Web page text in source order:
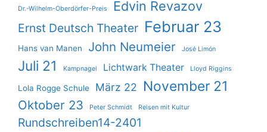
Dr.-Wilhelm-Oberdörfer-Preis Edvin Revazov
Ernst Deutsch Theater Februar 23
Hans van Manen John Neumeier José Limón
Juli 21 Kampnagel Lichtwark Theater Lloyd Riggins
Lola Rogge Schule März 22 November 21
Oktober 23 Peter Schmidt Reisen mit Kultur
Rundschreiben14-2401